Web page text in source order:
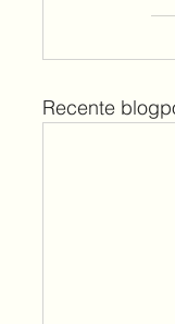
Recente